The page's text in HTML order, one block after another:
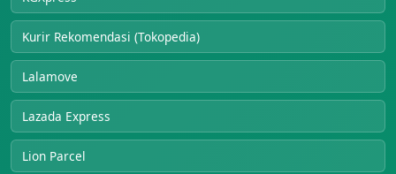
Kurir Rekomendasi (Tokopedia)
Lalamove
Lazada Express
Lion Parcel